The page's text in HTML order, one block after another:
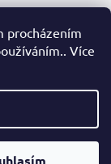
procházením
Více